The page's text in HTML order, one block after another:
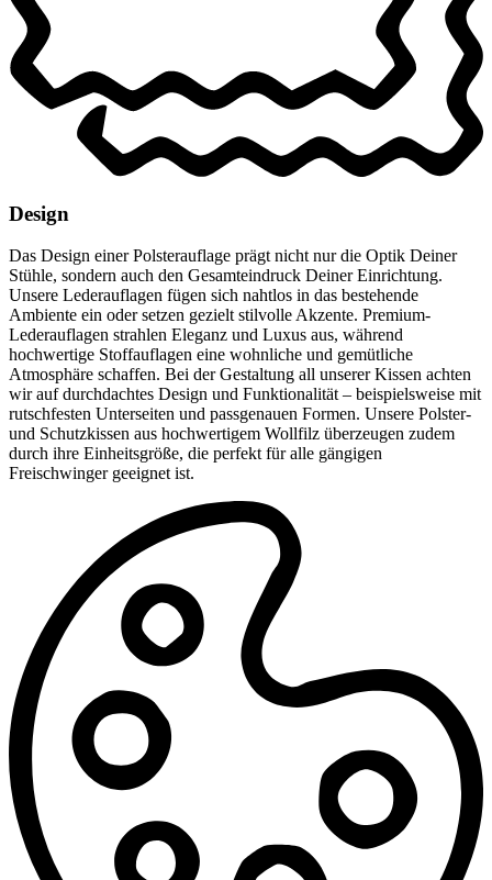
Design
Das Design einer Polsterauflage prägt nicht nur die Optik Deiner
Stühle, sondern auch den Gesamteindruck Deiner Einrichtung.
Unsere Lederauflagen fügen sich nahtlos in das bestehende
Ambiente ein oder setzen gezielt stilvolle Akzente. Premium-
Lederauflagen strahlen Eleganz und Luxus aus, während
hochwertige Stoffauflagen eine wohnliche und gemütliche
Atmosphäre schaffen. Bei der Gestaltung all unserer Kissen achten
wir auf durchdachtes Design und Funktionalität – beispielsweise mit
rutschfesten Unterseiten und passgenauen Formen. Unsere Polster-
und Schutzkissen aus hochwertigem Wollfilz überzeugen zudem
durch ihre Einheitsgröße, die perfekt für alle gängigen
Freischwinger geeignet ist.